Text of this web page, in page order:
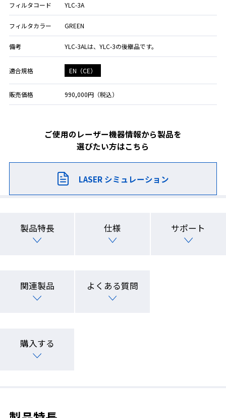
フィルタコード YLC-3A
フィルタカラー GREEN
備考 YLC-3ALは、YLC-3の後継品です。
適合規格 EN（CE）
販売価格 990,000円（税込）
ご使用のレーザー機器情報から製品を
選びたい方はこちら
LASER シミュレーション
製品特長 仕様 サポート
関連製品 よくある質問
購入する